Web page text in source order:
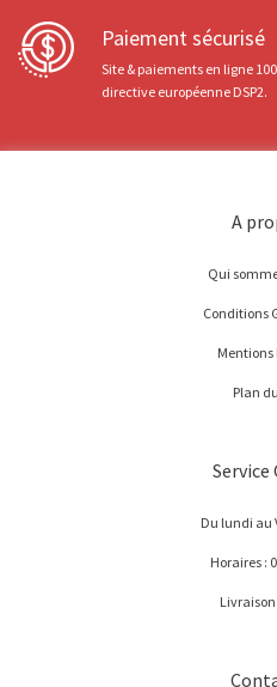
Paiement sécurisé
Site & paiements en ligne
directive européenne DSP2.
A
Qui
Conditions
Mentions
Plan
Service
Du lundi au
Horaires :
Livraison